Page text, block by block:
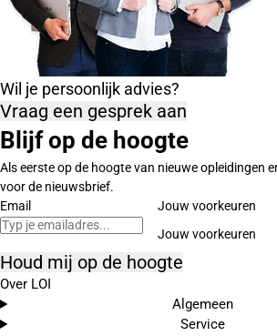
Wil je persoonlijk advies?
Vraag een gesprek aan
Blijf op de hoogte
Als eerste op de hoogte van nieuwe opleidingen
voor de nieuwsbrief.
Email
Jouw voorkeuren
Houd mij op de hoogte
Over LOI
Algemeen
Service